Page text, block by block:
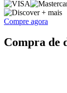
+ mais
Compre agora
Compra de